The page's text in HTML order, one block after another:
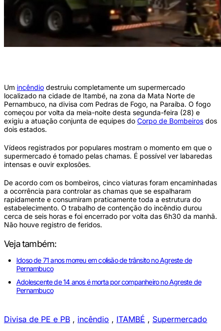
Um incêndio destruiu completamente um supermercado
localizado na cidade de Itambé, na zona da Mata Norte de
Pernambuco, na divisa com Pedras de Fogo, na Paraíba. O fogo
começou por volta da meia-noite desta segunda-feira (28) e
exigiu a atuação conjunta de equipes do Corpo de Bombeiros dos
dois estados.
Vídeos registrados por populares mostram o momento em que o
supermercado é tomado pelas chamas. É possível ver labaredas
intensas e ouvir explosões.
De acordo com os bombeiros, cinco viaturas foram encaminhadas
a ocorrência para controlar as chamas que se espalharam
rapidamente e consumiram praticamente toda a estrutura do
estabelecimento. O trabalho de contenção do incêndio durou
cerca de seis horas e foi encerrado por volta das 6h30 da manhã.
Não houve registro de feridos.
Veja também:
Idoso de 71 anos morreu em colisão de trânsito no Agreste de
Pernambuco
Adolescente de 14 anos é morta por companheiro no Agreste de
Pernambuco
Divisa de PE e PB , incêndio , ITAMBÉ , Supermercado